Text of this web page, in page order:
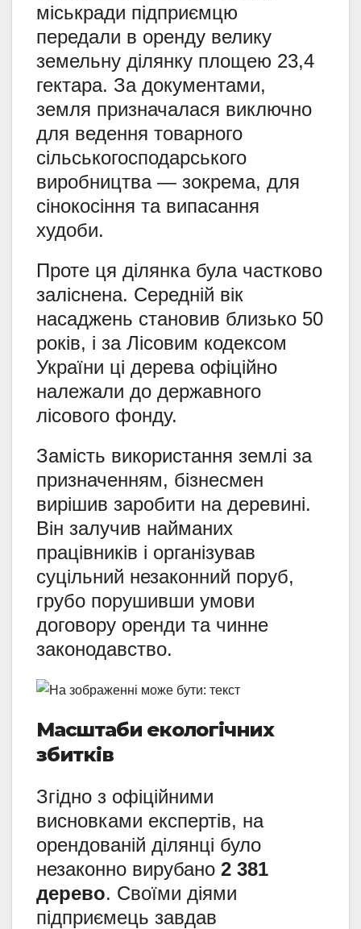
міськради підприємцю
передали в оренду велику
земельну ділянку площею 23,4
гектара. За документами,
земля призначалася виключно
для ведення товарного
сільськогосподарського
виробництва — зокрема, для
сінокосіння та випасання
худоби.
Проте ця ділянка була частково
заліснена. Середній вік
насаджень становив близько 50
років, і за Лісовим кодексом
України ці дерева офіційно
належали до державного
лісового фонду.
Замість використання землі за
призначенням, бізнесмен
вирішив заробити на деревині.
Він залучив найманих
працівників і організував
суцільний незаконний поруб,
грубо порушивши умови
договору оренди та чинне
законодавство.
Масштаби екологічних
збитків
Згідно з офіційними
висновками експертів, на
орендованій ділянці було
незаконно вирубано 2 381
дерево. Своїми діями
підприємець завдав